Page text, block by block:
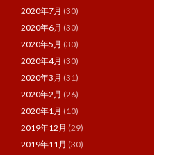
2020年7月 (30)
2020年6月 (30)
2020年5月 (30)
2020年4月 (30)
2020年3月 (31)
2020年2月 (26)
2020年1月 (10)
2019年12月 (29)
2019年11月 (30)